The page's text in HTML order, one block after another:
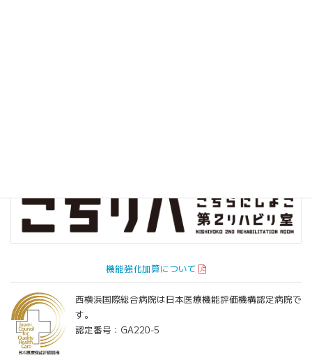
機能強化加算について
西横浜国際総合病院は日本医療機能評価機構認定病院で
す。
認定番号：GA220-5